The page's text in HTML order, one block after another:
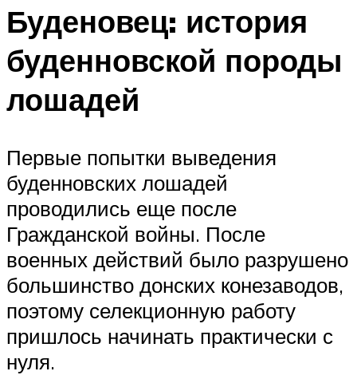
Буденовец: история
буденновской породы
лошадей
Первые попытки выведения
буденновских лошадей
проводились еще после
Гражданской войны. После
военных действий было разрушено
большинство донских конезаводов,
поэтому селекционную работу
пришлось начинать практически с
нуля.